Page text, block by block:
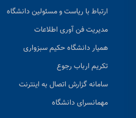
ارتباط با ریاست و مسئولین دانشگاه
مدیریت فن آوری اطلاعات
همیار دانشگاه حکیم سبزواری
تکریم ارباب رجوع
سامانه گزارش اتصال به اینترنت
مهمانسرای دانشگاه